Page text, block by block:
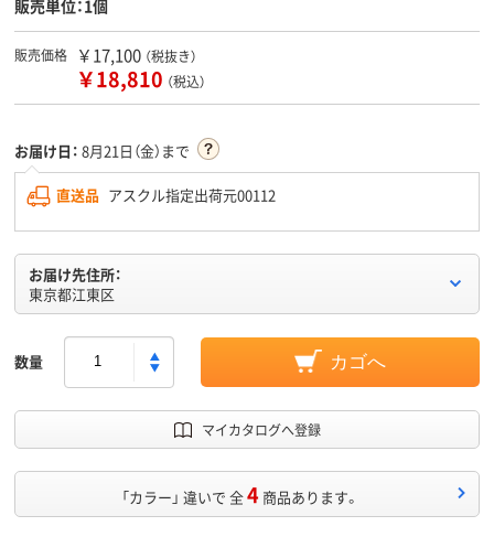
販売単位：1個
販売価格 ￥17,100 （税抜き）
￥18,810 （税込）
お届け日： 8月21日（金）まで
直送品 アスクル指定出荷元00112
お届け先住所：
東京都江東区
数量 カゴへ
マイカタログへ登録
「カラー」 違いで 全4 商品あります。